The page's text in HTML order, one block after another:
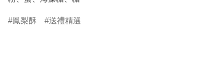
鳳梨酥 送禮精選